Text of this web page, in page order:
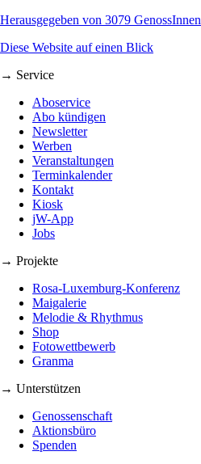
Herausgegeben von 3079 GenossInnen
Diese Website auf einen Blick
→ Service
Aboservice
Abo kündigen
Newsletter
Werben
Veranstaltungen
Terminkalender
Kontakt
Kiosk
jW-App
Jobs
→ Projekte
Rosa-Luxemburg-Konferenz
Maigalerie
Melodie & Rhythmus
Shop
Fotowettbewerb
Granma
→ Unterstützen
Genossenschaft
Aktionsbüro
Spenden